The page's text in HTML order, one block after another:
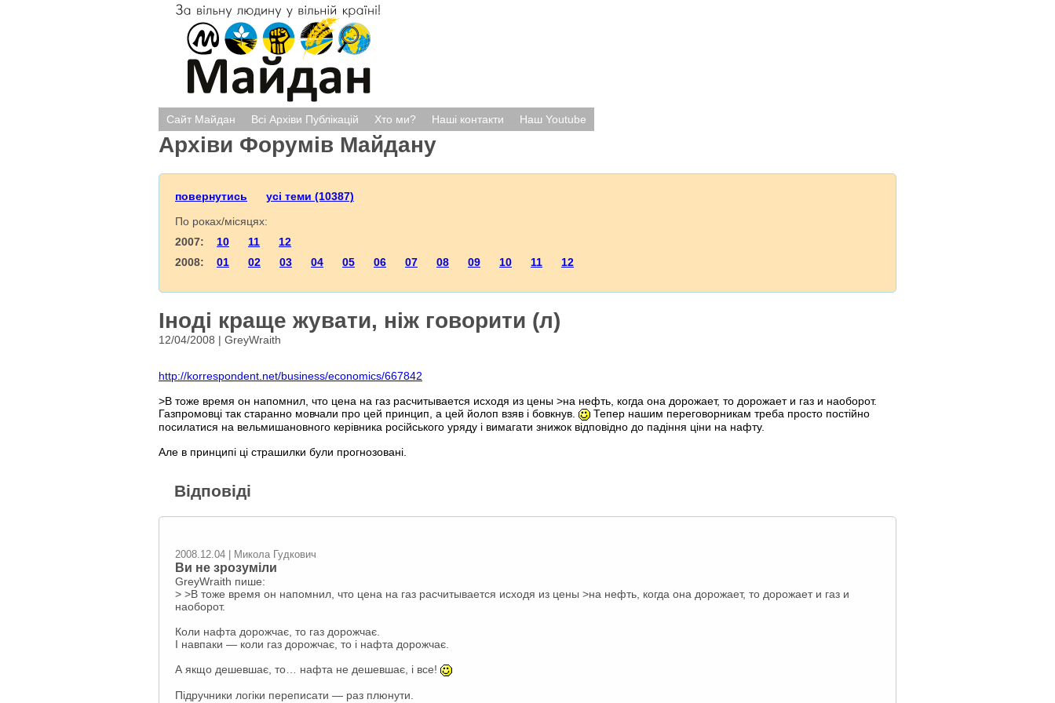
Сайт Майдан Всі Архіви Публікацій Хто ми? Наші контакти Наш Youtube
Архіви Форумів Майдану
повернутись
усі теми (10387)
По роках/місяцях:
2007: 10 11
12
2008: 01 02 03 04 05 06 07 08 09 10 11 12
Іноді краще жувати, ніж говорити (л)
12/04/2008 | GreyWraith
http://korrespondent.net/business/economics/667842
>В тоже время он напомнил, что цена на газ расчитывается исходя из цены >на нефть, когда она дорожает, то дорожает и газ и наоборот.
Газпромовці так старанно мовчали про цей принцип, а цей йолоп взяв і бовкнув.
Тепер нашим переговорникам треба просто постійно
посилатися на вельмишановного керівника російського уряду і вимагати знижок відповідно до падіння ціни на нафту.
Але в принципі ці страшилки були прогнозовані.
Відповіді
2008.12.04 | Микола Гудкович
Ви не зрозуміли
GreyWraith пише:
> >В тоже время он напомнил, что цена на газ расчитывается исходя из цены >на нефть, когда она дорожает, то дорожает и газ и
наоборот.
Коли нафта дорожчає, то газ дорожчає.
І навпаки — коли газ дорожчає, то і нафта дорожчає.
А якщо дешевшає, то… нафта не дешевшає, і все!
Підручники логіки переписати — раз плюнути.